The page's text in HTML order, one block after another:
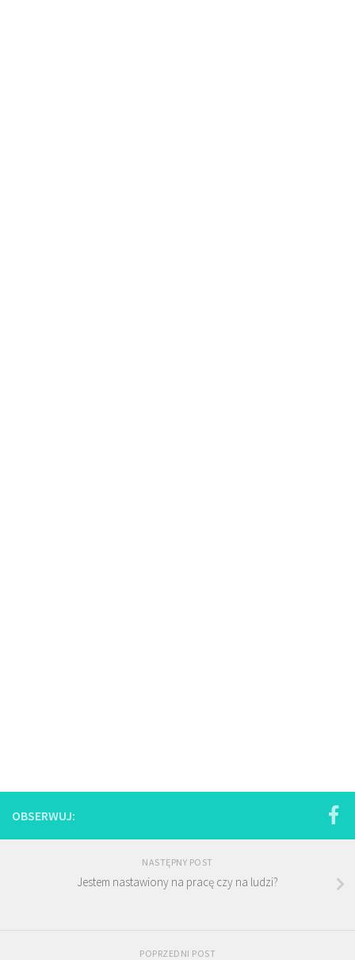
OBSERWUJ:
NASTĘPNY POST
Jestem nastawiony na pracę czy na ludzi?
POPRZEDNI POST